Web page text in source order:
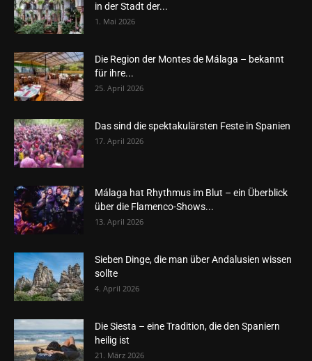
in der Stadt der...
1. Mai 2026
Die Region der Montes de Málaga – bekannt
für ihre...
25. April 2026
Das sind die spektakulärsten Feste in Spanien
17. April 2026
Málaga hat Rhythmus im Blut – ein Überblick
über die Flamenco-Shows...
13. April 2026
Sieben Dinge, die man über Andalusien wissen
sollte
4. April 2026
Die Siesta – eine Tradition, die den Spaniern
heilig ist
21. März 2026